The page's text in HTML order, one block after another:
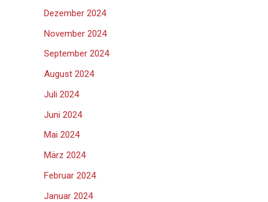
Dezember 2024
November 2024
September 2024
August 2024
Juli 2024
Juni 2024
Mai 2024
März 2024
Februar 2024
Januar 2024